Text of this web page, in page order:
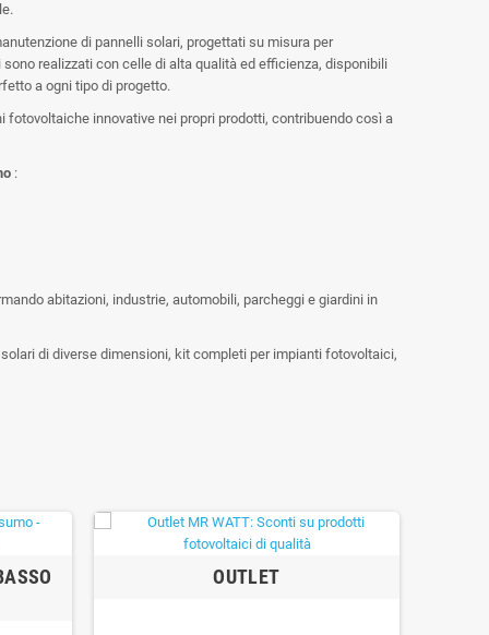
di pannelli solari, progettati su misura per
realizzati con celle di alta qualità ed efficienza, disponibili
a ogni tipo di progetto.
fotovoltaiche innovative nei propri prodotti, contribuendo così a
:
abitazioni, industrie, automobili, parcheggi e giardini in
di diverse dimensioni, kit completi per impianti fotovoltaici,
OUTLET